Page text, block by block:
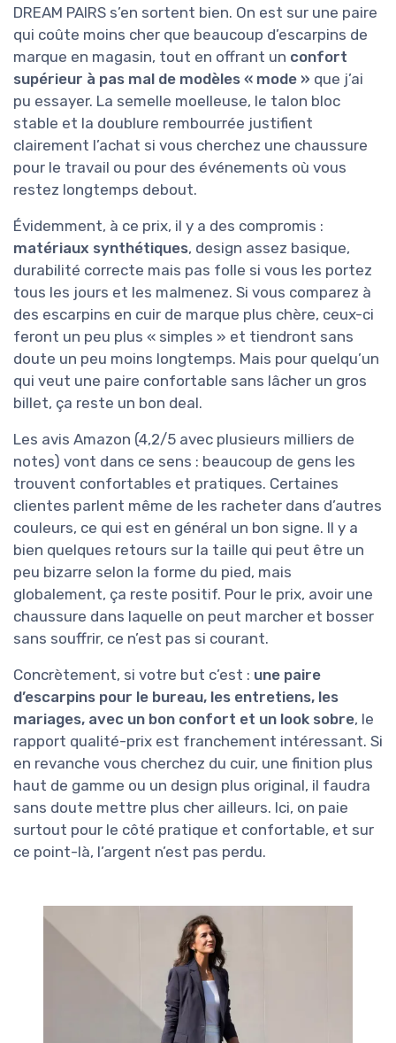
DREAM PAIRS s’en sortent bien. On est sur une paire
qui coûte moins cher que beaucoup d’escarpins de
marque en magasin, tout en offrant un confort
supérieur à pas mal de modèles « mode » que j’ai
pu essayer. La semelle moelleuse, le talon bloc
stable et la doublure rembourrée justifient
clairement l’achat si vous cherchez une chaussure
pour le travail ou pour des événements où vous
restez longtemps debout.
Évidemment, à ce prix, il y a des compromis :
matériaux synthétiques, design assez basique,
durabilité correcte mais pas folle si vous les portez
tous les jours et les malmenez. Si vous comparez à
des escarpins en cuir de marque plus chère, ceux-ci
feront un peu plus « simples » et tiendront sans
doute un peu moins longtemps. Mais pour quelqu’un
qui veut une paire confortable sans lâcher un gros
billet, ça reste un bon deal.
Les avis Amazon (4,2/5 avec plusieurs milliers de
notes) vont dans ce sens : beaucoup de gens les
trouvent confortables et pratiques. Certaines
clientes parlent même de les racheter dans d’autres
couleurs, ce qui est en général un bon signe. Il y a
bien quelques retours sur la taille qui peut être un
peu bizarre selon la forme du pied, mais
globalement, ça reste positif. Pour le prix, avoir une
chaussure dans laquelle on peut marcher et bosser
sans souffrir, ce n’est pas si courant.
Concrètement, si votre but c’est : une paire
d’escarpins pour le bureau, les entretiens, les
mariages, avec un bon confort et un look sobre, le
rapport qualité-prix est franchement intéressant. Si
en revanche vous cherchez du cuir, une finition plus
haut de gamme ou un design plus original, il faudra
sans doute mettre plus cher ailleurs. Ici, on paie
surtout pour le côté pratique et confortable, et sur
ce point-là, l’argent n’est pas perdu.